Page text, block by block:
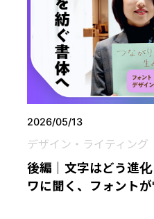
2026/05/13
デザイン・ライティング
後編｜文字はどう進
ワに聞く、フォント